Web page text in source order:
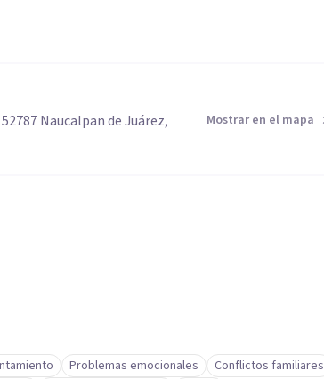
Naucalpan de Juárez,
Mostrar en el mapa
Problemas emocionales
Conflictos familiares